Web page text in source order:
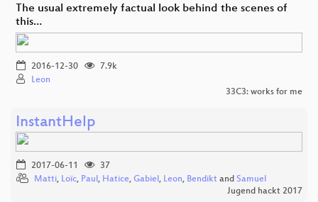
The usual extremely factual look behind the scenes of
this…
2016-12-30
7.9k
Leon
33C3: works for me
InstantHelp
2017-06-11
37
Matti, Loïc, Paul, Hatice, Gabiel, Leon, Bendikt and Samuel
Jugend hackt 2017